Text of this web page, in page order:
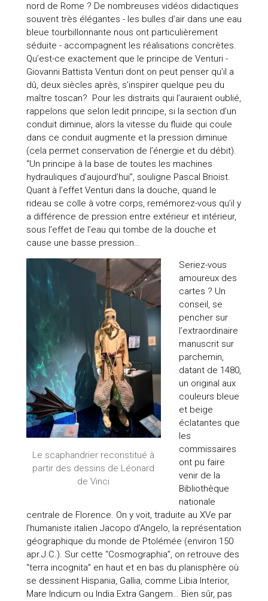
nord de Rome ? De nombreuses vidéos didactiques
souvent très élégantes - les bulles d’air dans une eau
bleue tourbillonnante nous ont particulièrement
séduite - accompagnent les réalisations concrètes.
Qu’est-ce exactement que le principe de Venturi -
Giovanni Battista Venturi dont on peut penser qu’il a
dû, deux siècles après, s’inspirer quelque peu du
maître toscan? Pour les distraits qui l’auraient oublié,
rappelons que selon ledit principe, si la section d’un
conduit diminue, alors la vitesse du fluide qui coule
dans ce conduit augmente et la pression diminue
(cela permet conservation de l’énergie et du débit).
“Un principe à la base de toutes les machines
hydrauliques d’aujourd’hui”, souligne Pascal Brioist.
Quant à l’effet Venturi dans la douche, quand le
rideau se colle à votre corps, remémorez-vous qu’il y
a différence de pression entre extérieur et intérieur,
sous l’effet de l’eau qui tombe de la douche et
cause une basse pression…
Le scaphandrier reconstitué à
partir des dessins de Léonard
de Vinci
Seriez-vous
amoureux des
cartes ? Un
conseil, se
pencher sur
l’extraordinaire
manuscrit sur
parchemin,
datant de 1480,
un original aux
couleurs bleue
et beige
éclatantes que
les
commissaires
ont pu faire
venir de la
Bibliothèque
nationale
centrale de Florence. On y voit, traduite au XVe par
l’humaniste italien Jacopo d’Angelo, la représentation
géographique du monde de Ptolémée (environ 150
apr.J.C.). Sur cette “Cosmographia”, on retrouve des
“terra incognita” en haut et en bas du planisphère où
se dessinent Hispania, Gallia, comme Libia Interior,
Mare Indicum ou India Extra Gangem… Bien sûr, pas